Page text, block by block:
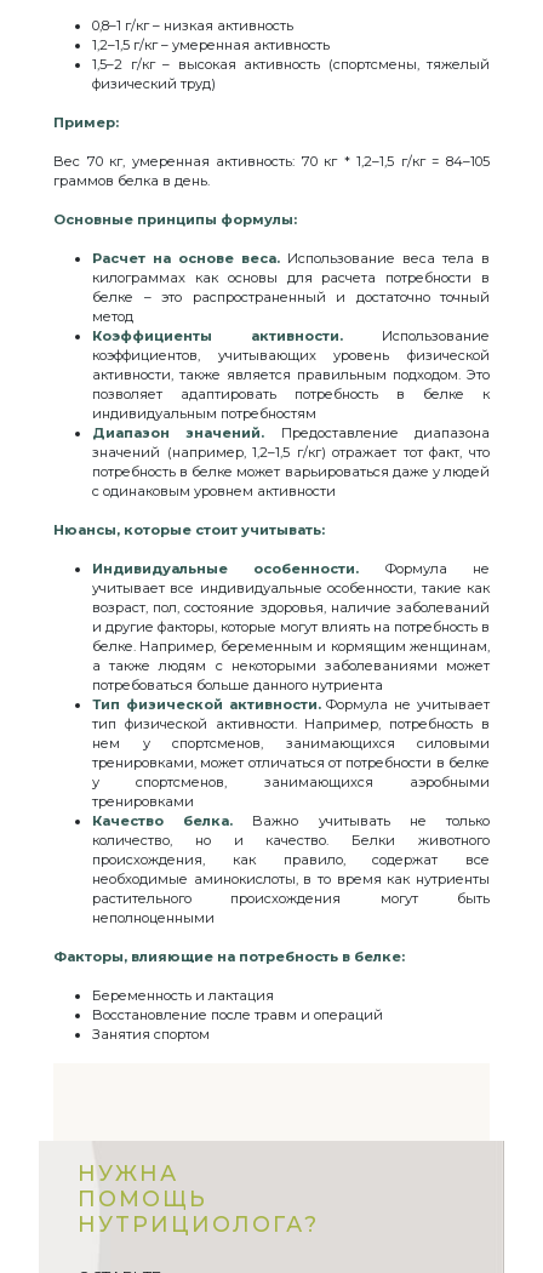
0,8–1 г/кг – низкая активность
1,2–1,5 г/кг – умеренная активность
1,5–2 г/кг – высокая активность (спортсмены, тяжелый
физический труд)
Пример:
Вес 70 кг, умеренная активность: 70 кг * 1,2–1,5 г/кг = 84–105
граммов белка в день.
Основные принципы формулы:
Расчет на основе веса. Использование веса тела в
килограммах как основы для расчета потребности в
белке – это распространенный и достаточно точный
метод
Коэффициенты активности. Использование
коэффициентов, учитывающих уровень физической
активности, также является правильным подходом. Это
позволяет адаптировать потребность в белке к
индивидуальным потребностям
Диапазон значений. Предоставление диапазона
значений (например, 1,2–1,5 г/кг) отражает тот факт, что
потребность в белке может варьироваться даже у людей
с одинаковым уровнем активности
Нюансы, которые стоит учитывать:
Индивидуальные особенности. Формула не
учитывает все индивидуальные особенности, такие как
возраст, пол, состояние здоровья, наличие заболеваний
и другие факторы, которые могут влиять на потребность в
белке. Например, беременным и кормящим женщинам,
а также людям с некоторыми заболеваниями может
потребоваться больше данного нутриента
Тип физической активности.Формула не учитывает
тип физической активности. Например, потребность в
нем у спортсменов, занимающихся силовыми
тренировками, может отличаться от потребности в белке
у спортсменов, занимающихся аэробными
тренировками
Качество белка. Важно учитывать не только
количество, но и качество. Белки животного
происхождения, как правило, содержат все
необходимые аминокислоты, в то время как нутриенты
растительного происхождения могут быть
неполноценными
Факторы, влияющие на потребность в белке:
Беременность и лактация
Восстановление после травм и операций
Занятия спортом
НУЖНА
ПОМОЩЬ
НУТРИЦИОЛОГА?